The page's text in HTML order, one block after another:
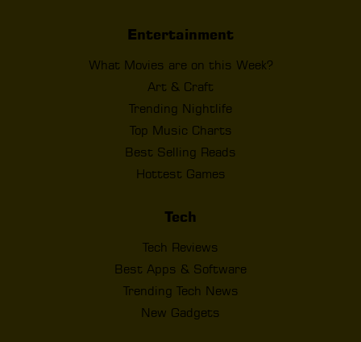
Entertainment
What Movies are on this Week?
Art & Craft
Trending Nightlife
Top Music Charts
Best Selling Reads
Hottest Games
Tech
Tech Reviews
Best Apps & Software
Trending Tech News
New Gadgets